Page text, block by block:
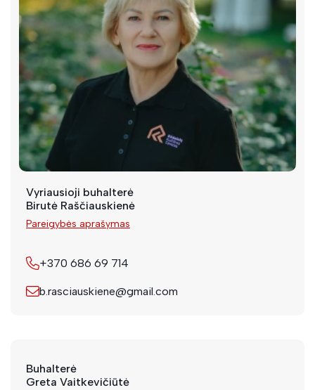
Vyriausioji buhalterė
Birutė Raščiauskienė
Pareigybės aprašymas
+370 686 69 714
b.rasciauskiene@gmail.com
Buhalterė
Greta Vaitkevičiūtė